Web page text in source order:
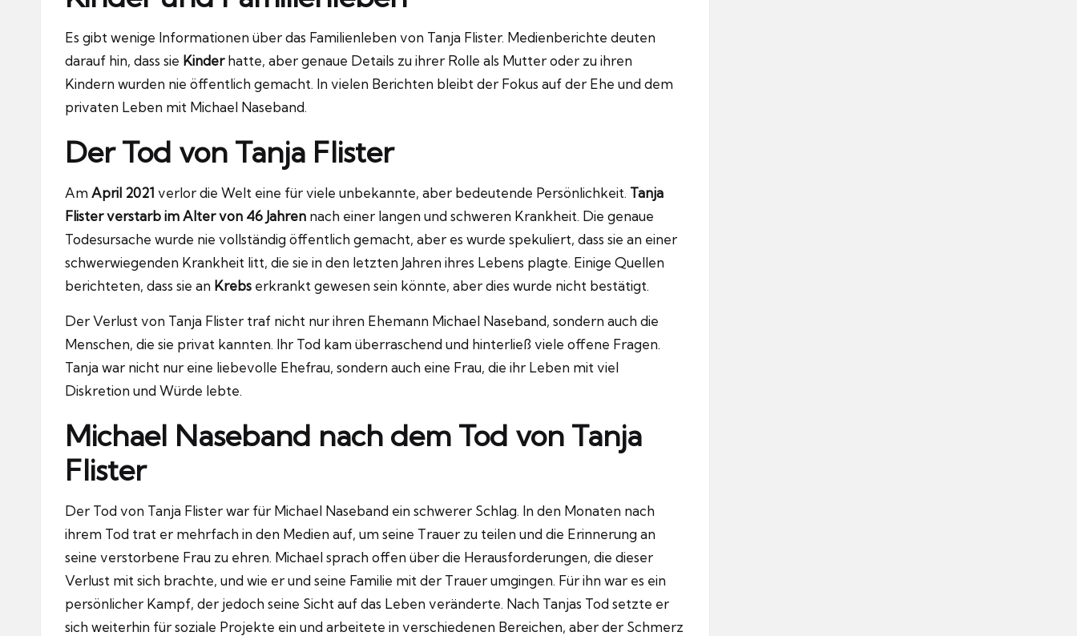
Es gibt wenige Informationen über das Familienleben von Tanja Flister. Medienberichte deuten
darauf hin, dass sie Kinderhatte, aber genaue Details zu ihrer Rolle als Mutter oder zu ihren
Kindern wurden nie öffentlich gemacht. In vielen Berichten bleibt der Fokus auf der Ehe und dem
privaten Leben mit Michael Naseband.
Der Tod von Tanja Flister
Am April 2021 verlor die Welt eine für viele unbekannte, aber bedeutende Persönlichkeit. Tanja
Flister verstarb im Alter von 46 Jahren nach einer langen und schweren Krankheit. Die genaue
Todesursache wurde nie vollständig öffentlich gemacht, aber es wurde spekuliert, dass sie an einer
schwerwiegenden Krankheit litt, die sie in den letzten Jahren ihres Lebens plagte. Einige Quellen
berichteten, dass sie an Krebs erkrankt gewesen sein könnte, aber dies wurde nicht bestätigt.
Der Verlust von Tanja Flister traf nicht nur ihren Ehemann Michael Naseband, sondern auch die
Menschen, die sie privat kannten. Ihr Tod kam überraschend und hinterließ viele offene Fragen.
Tanja war nicht nur eine liebevolle Ehefrau, sondern auch eine Frau, die ihr Leben mit viel
Diskretion und Würde lebte.
Michael Naseband nach dem Tod von Tanja
Flister
Der Tod von Tanja Flister war für Michael Naseband ein schwerer Schlag. In den Monaten nach
ihrem Tod trat er mehrfach in den Medien auf, um seine Trauer zu teilen und die Erinnerung an
seine verstorbene Frau zu ehren. Michael sprach offen über die Herausforderungen, die dieser
Verlust mit sich brachte, und wie er und seine Familie mit der Trauer umgingen. Für ihn war es ein
persönlicher Kampf, der jedoch seine Sicht auf das Leben veränderte. Nach Tanjas Tod setzte er
sich weiterhin für soziale Projekte ein und arbeitete in verschiedenen Bereichen, aber der Schmerz